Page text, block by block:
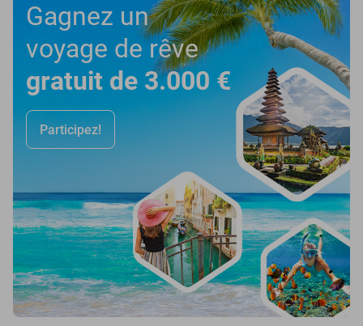
Gagnez un
voyage de rêve
gratuit de 3.000 €
Participez!